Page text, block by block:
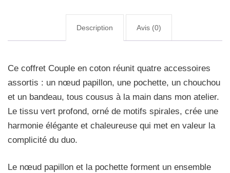
Description Avis (0)
Ce coffret Couple en coton réunit quatre accessoires
assortis : un nœud papillon, une pochette, un chouchou
et un bandeau, tous cousus à la main dans mon atelier.
Le tissu vert profond, orné de motifs spirales, crée une
harmonie élégante et chaleureuse qui met en valeur la
complicité du duo.
Le nœud papillon et la pochette forment un ensemble